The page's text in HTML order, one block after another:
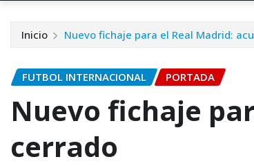
Inicio Nuevo fichaje para el Real Madrid:
FUTBOL INTERNACIONAL PORTADA
Nuevo fichaje
cerrado